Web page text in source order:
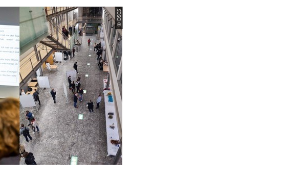
© DSCS